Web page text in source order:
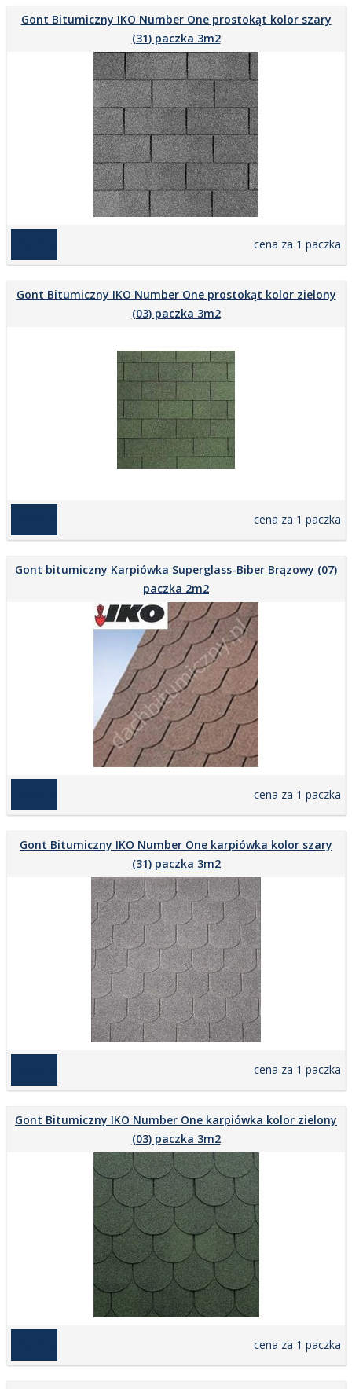
Gont Bitumiczny IKO Number One prostokąt kolor szary
(31) paczka 3m2
cena za 1 paczka
Gont Bitumiczny IKO Number One prostokąt kolor zielony
(03) paczka 3m2
cena za 1 paczka
Gont bitumiczny Karpiówka Superglass-Biber Brązowy (07)
paczka 2m2
cena za 1 paczka
Gont Bitumiczny IKO Number One karpiówka kolor szary
(31) paczka 3m2
cena za 1 paczka
Gont Bitumiczny IKO Number One karpiówka kolor zielony
(03) paczka 3m2
cena za 1 paczka